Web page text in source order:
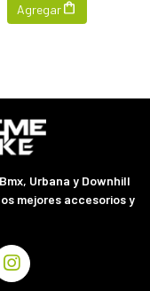
Agregar
Urbana y Downhill
mejores accesorios y